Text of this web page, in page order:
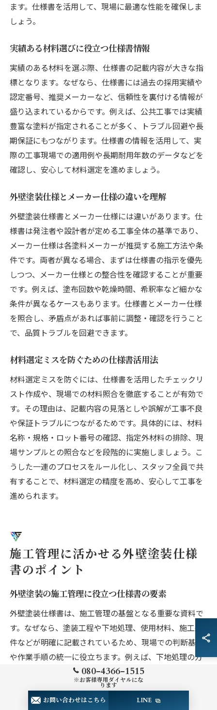
ます。仕様書を活用して、現場に最適な性能を確保しま
しょう。
実績ある材料選びに役立つ仕様書情報
実績のある材料を選ぶ際、仕様書の記載内容が大きな指
標となります。なぜなら、仕様書には過去の採用実績や
認定番号、推奨メーカーなど、信頼性を裏付ける情報が
盛り込まれているからです。例えば、公共工事では実績
豊富な塗料が指定されることが多く、トラブル回避や長
期保証にもつながります。仕様書の情報を活用して、実
際の工事現場での適用例や長期耐用年数のデータなどを
確認し、安心して材料選定を進めましょう。
外壁塗装仕様とメーカー仕様の違いを理解
外壁塗装仕様書とメーカー仕様には違いがあります。仕
様書は発注者や設計者が定める工事全体の基準であり、
メーカー仕様は各塗料メーカーが推奨する施工方法や条
件です。両者が異なる場合、まずは仕様書の指示を優先
しつつ、メーカー仕様との整合性を確認することが重要
です。例えば、塗布回数や乾燥時間、希釈率など細かな
条件が異なるケースもあります。仕様書とメーカー仕様
を照合し、矛盾点があれば事前に調整・確認を行うこと
で、品質トラブルを回避できます。
材料選定ミスを防ぐための仕様書活用法
材料選定ミスを防ぐには、仕様書を活用したチェックリ
スト作成や、現場での材料照合を徹底することが有効で
す。その理由は、記載内容の見落としや誤解が工事不良
や保証トラブルにつながるためです。具体的には、材料
名称・規格・ロット番号の確認、指定外材料の排除、現
場サンプルとの照合などを段階的に実施しましょう。こ
うした一連のプロセスをルール化し、スタッフ全員で共
有することで、材料選定の精度を高め、安心して工事を
進められます。
施工管理に活かせる外壁塗装仕様
書のポイント
外壁塗装の施工管理に役立つ仕様書の要素
外壁塗装仕様書は、施工管理の基盤となる重要な資料で
す。なぜなら、塗装工程や下地処理、使用材料、施工条
件などが明確に記載されているため、現場での判断基準
や作業手順の統一に役立ちます。例えば、下地処理の方
法や塗料の種類、乾燥時間などが細かく記載されていれ
ば、誰が現場管理を担当しても品質のばらつきを防げま
す。したがって、仕様書を正確に読み解くことで、施工
080-4366-1515
※お客様専用ダイヤルにな
ります
お問い合わせはこちら LINE